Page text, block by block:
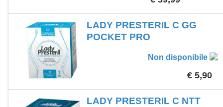
LADY PRESTERIL C GG
POCKET PRO
Non disponibile
€ 5,90
LADY PRESTERIL C NTT